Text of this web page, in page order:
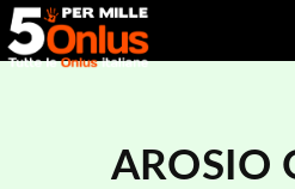
AROSIO